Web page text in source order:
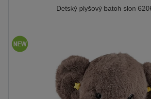
Detský plyšový batoh slon